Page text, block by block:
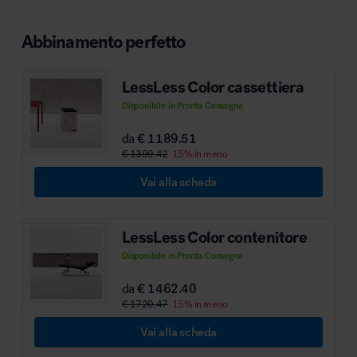
MillerKnoll
Abbinamento perfetto
LessLess Color cassettiera
Disponibile in Pronta Consegna
da€ 1189.51
€ 1399.42 15% in meno
Vai alla scheda
LessLess Color contenitore
Disponibile in Pronta Consegna
da€ 1462.40
€ 1720.47 15% in meno
Vai alla scheda